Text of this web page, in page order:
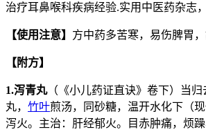
治疗耳鼻喉科疾病经验.实用中医药杂志
【使用注意】 方中药多苦寒，易伤脾胃
【附方】
1.泻青丸（《小儿药证直诀》卷下）当归
丸， 竹叶煎汤，同砂糖，温开水化下（
泻火。主治：肝经郁火。目赤肿痛，烦